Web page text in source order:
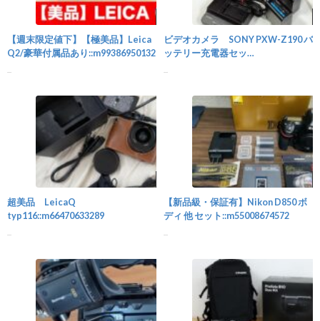
【週末限定値下】【極美品】Leica
Q2/豪華付属品あり::m99386950132
ビデオカメラ SONY PXW-Z190 バ
ッテリー充電器セッ
超美品 LeicaQ
typ116::m66470633289
【新品級・保証有】Nikon D850 ボ
ディ 他 セット::m55008674572